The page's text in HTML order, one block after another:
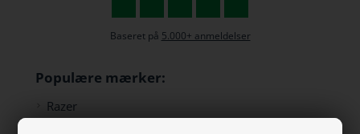
Baseret på 5.000+ anmeldelser
Populære mærker:
Razer